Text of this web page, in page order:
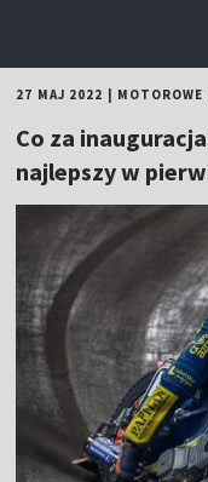
27 MAJ 2022 MOTOROWE
Co za
najlepszy w